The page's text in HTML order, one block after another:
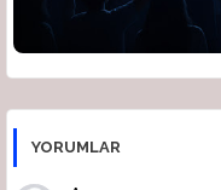
YORUMLAR